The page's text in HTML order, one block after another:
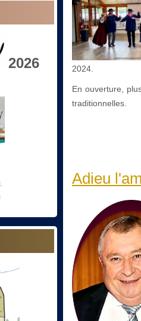
2026
2024.
En ouverture,
traditionnelles.
Adieu